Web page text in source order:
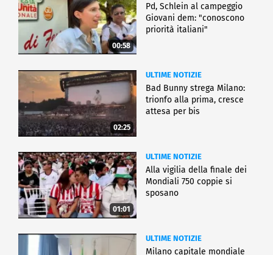
00:58
Pd, Schlein al campeggio
Giovani dem: "conoscono
priorità italiani"
02:25
ULTIME NOTIZIE
Bad Bunny strega Milano:
trionfo alla prima, cresce
attesa per bis
01:01
ULTIME NOTIZIE
Alla vigilia della finale dei
Mondiali 750 coppie si
sposano
ULTIME NOTIZIE
Milano capitale mondiale